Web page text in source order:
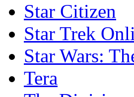
Star Citizen
Star Trek
Star Wars:
Tera